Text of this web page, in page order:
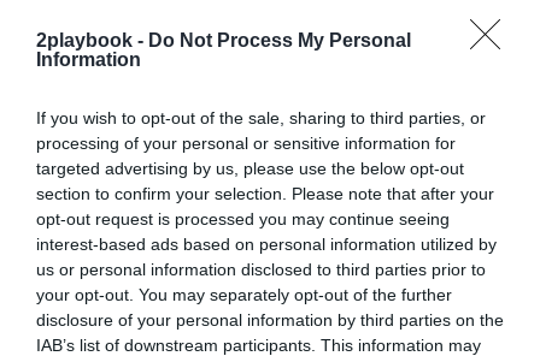
2playbook - Do Not Process My Personal
Information
If you wish to opt-out of the sale, sharing to third parties, or
processing of your personal or sensitive information for
targeted advertising by us, please use the below opt-out
section to confirm your selection. Please note that after your
opt-out request is processed you may continue seeing
interest-based ads based on personal information utilized by
us or personal information disclosed to third parties prior to
your opt-out. You may separately opt-out of the further
disclosure of your personal information by third parties on the
IAB’s list of downstream participants. This information may
en 2022
Por su parte, Chus Bueno, vicepresidente de la liga
norteamericana de baloncesto para las regiones de
Europa, África y Oriente Medio (Emea), ha apuntado que
“para NBA es fundamental la creación espacios
como la futura NBA Schoolen los que podamos hacer
crecer el baloncesto con formación de base, y que el
talento local pueda desarrollarse en las mejores
condiciones posibles”.
“Se trata de un proyecto único, una alianza
estratégica con LaLiga y la NBA que convertirá